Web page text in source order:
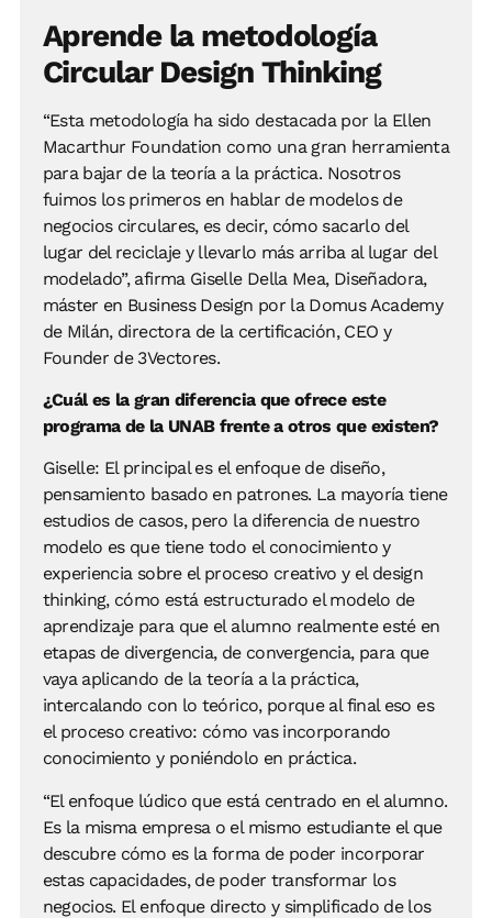
Aprende la metodología
Circular Design Thinking
“Esta metodología ha sido destacada por la Ellen
Macarthur Foundation como una gran herramienta
para bajar de la teoría a la práctica. Nosotros
fuimos los primeros en hablar de modelos de
negocios circulares, es decir, cómo sacarlo del
lugar del reciclaje y llevarlo más arriba al lugar del
modelado”, afirma Giselle Della Mea, Diseñadora,
máster en Business Design por la Domus Academy
de Milán, directora de la certificación, CEO y
Founder de 3Vectores.
¿Cuál es la gran diferencia que ofrece este
programa de la UNAB frente a otros que existen?
Giselle: El principal es el enfoque de diseño,
pensamiento basado en patrones. La mayoría tiene
estudios de casos, pero la diferencia de nuestro
modelo es que tiene todo el conocimiento y
experiencia sobre el proceso creativo y el design
thinking, cómo está estructurado el modelo de
aprendizaje para que el alumno realmente esté en
etapas de divergencia, de convergencia, para que
vaya aplicando de la teoría a la práctica,
intercalando con lo teórico, porque al final eso es
el proceso creativo: cómo vas incorporando
conocimiento y poniéndolo en práctica.
“El enfoque lúdico que está centrado en el alumno.
Es la misma empresa o el mismo estudiante el que
descubre cómo es la forma de poder incorporar
estas capacidades, de poder transformar los
negocios. El enfoque directo y simplificado de los